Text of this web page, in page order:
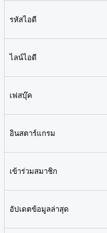
รหัสไอดี
ไลน์ไอดี
เฟสบุ๊ค
อินสตาร์แกรม
เข้าร่วมสมาชิก
อัปเดตข้อมูลล่าสุด